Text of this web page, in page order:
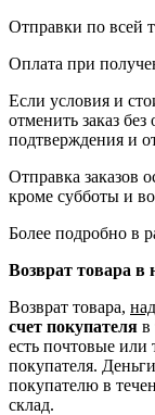
Отправки по всей
Оплата при
Если условия и
отменить заказ
подтверждения и
Отправка заказов
кроме субботы и
Более подробно в
Возврат товара в
Возврат товара,
счет покупателя в
есть почтовые или
покупателя.
покупателю в
склад.